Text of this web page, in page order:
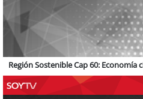
Región Sostenible Cap 60: